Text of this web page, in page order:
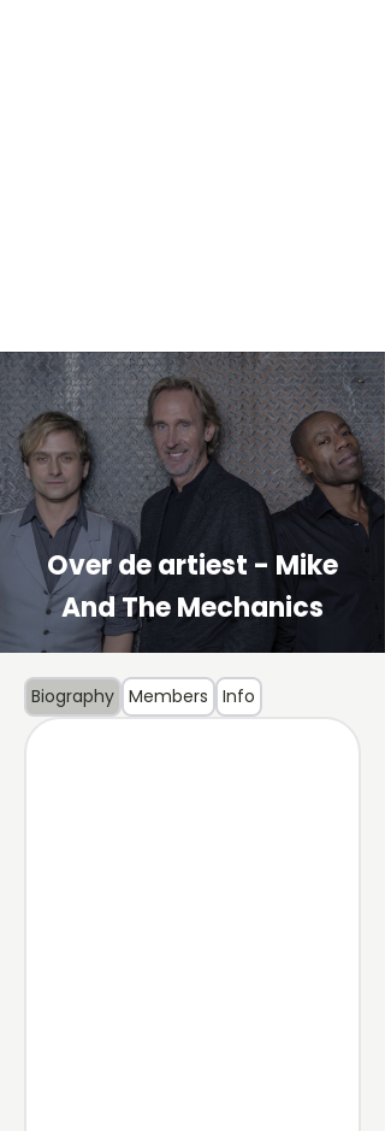
Over de artiest - Mike
And The Mechanics
Biography Members Info